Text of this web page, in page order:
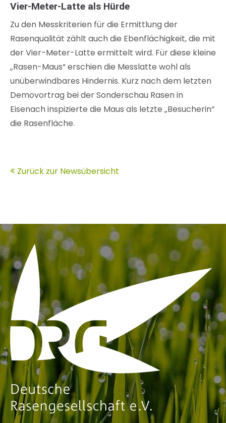
Vier-Meter-Latte als Hürde
Zu den Messkriterien für die Ermittlung der
Rasenqualität zählt auch die Ebenflächigkeit, die mit
der Vier-Meter-Latte ermittelt wird. Für diese kleine
„Rasen-Maus“ erschien die Messlatte wohl als
unüberwindbares Hindernis. Kurz nach dem letzten
Demovortrag bei der Sonderschau Rasen in
Eisenach inspizierte die Maus als letzte „Besucherin“
die Rasenfläche.
Zurück zur Newsübersicht